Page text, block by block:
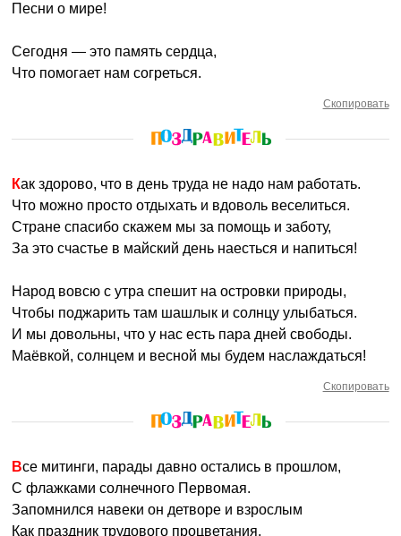
Песни о мире!
Сегодня — это память сердца,
Что помогает нам согреться.
Скопировать
Как здорово, что в день труда не надо нам работать.
Что можно просто отдыхать и вдоволь веселиться.
Стране спасибо скажем мы за помощь и заботу,
За это счастье в майский день наесться и напиться!
Народ вовсю с утра спешит на островки природы,
Чтобы поджарить там шашлык и солнцу улыбаться.
И мы довольны, что у нас есть пара дней свободы.
Маёвкой, солнцем и весной мы будем наслаждаться!
Скопировать
Все митинги, парады давно остались в прошлом,
С флажками солнечного Первомая.
Запомнился навеки он детворе и взрослым
Как праздник трудового процветания.